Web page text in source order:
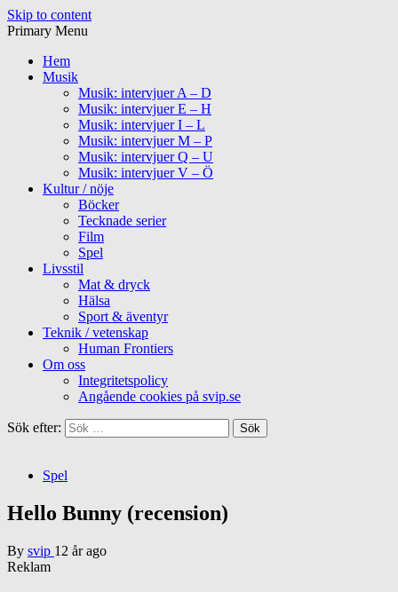
Skip to content
Primary Menu
Hem
Musik
Musik: intervjuer A – D
Musik: intervjuer E – H
Musik: intervjuer I – L
Musik: intervjuer M – P
Musik: intervjuer Q – U
Musik: intervjuer V – Ö
Kultur / nöje
Böcker
Tecknade serier
Film
Spel
Livsstil
Mat & dryck
Hälsa
Sport & äventyr
Teknik / vetenskap
Human Frontiers
Om oss
Integritetspolicy
Angående cookies på svip.se
Sök efter:
Spel
Hello Bunny (recension)
By svip 12 år ago
Reklam